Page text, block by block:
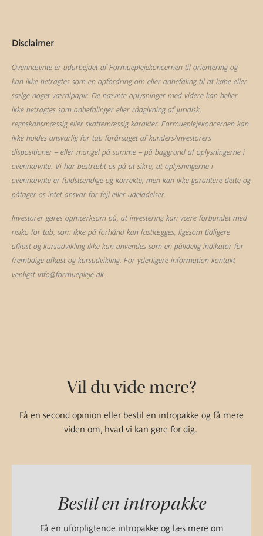
Disclaimer
Ovennævnte er udarbejdet af Formueplejekoncernen til orientering og
kan ikke betragtes som en opfordring om eller anbefaling til at købe eller
sælge noget værdipapir. De nævnte oplysninger med videre kan heller
ikke betragtes som anbefalinger eller rådgivning af juridisk,
regnskabsmæssig eller skattemæssig karakter. Formueplejekoncernen kan
ikke holdes ansvarlig for tab forårsaget af kunders/investorers
dispositioner – eller mangel på samme – på baggrund af oplysningerne i
ovennævnte. Vi har bestræbt os på at sikre, at oplysningerne i
ovennævnte er fuldstændige og korrekte, men kan ikke garantere dette og
påtager os intet ansvar for fejl eller udeladelser.
Investorer gøres opmærksom på, at investering kan være forbundet med
risiko for tab, som ikke på forhånd kan fastlægges, ligesom tidligere
afkast og kursudvikling ikke kan anvendes som en pålidelig indikator for
fremtidige afkast og kursudvikling. For yderligere information kontakt
venligst info@formuepleje.dk
Vil du vide mere?
Få en second opinion eller bestil en intropakke og få mere
viden om, hvad vi kan gøre for dig.
Bestil en intropakke
Få en uforpligtende intropakke og læs mere om